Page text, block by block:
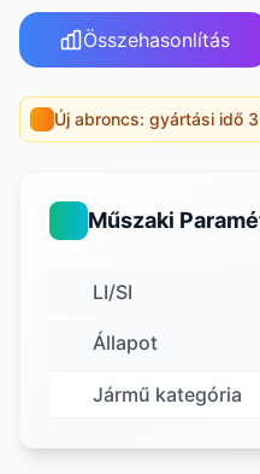
Összehasonlítás
Új abroncs: gyártási idő
Műszaki
LI/SI
Állapot
Jármű kategória